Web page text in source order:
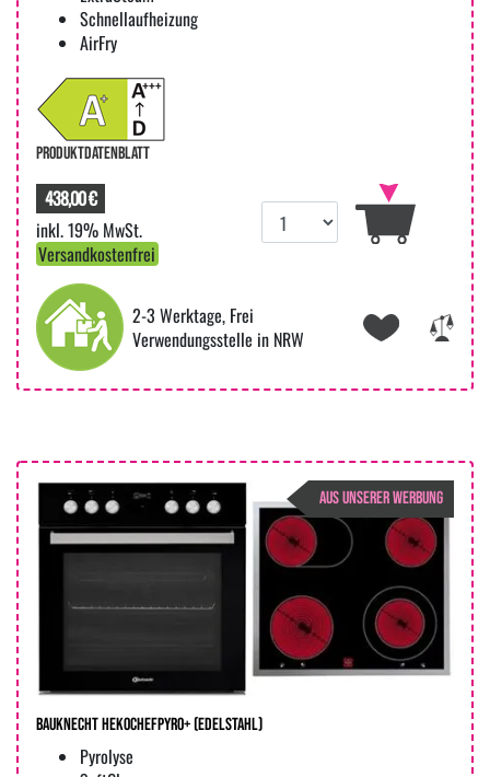
Schnellaufheizung
AirFry
PRODUKTDATENBLATT
438,00 €
inkl. 19% MwSt.
Versandkostenfrei
2-3 Werktage, Frei
Verwendungsstelle in NRW
AUS UNSERER WERBUNG
Bauknecht HekoChefPyro+ (edelstahl)
Pyrolyse